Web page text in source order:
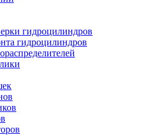
гидроцилиндров
гидроцилиндров